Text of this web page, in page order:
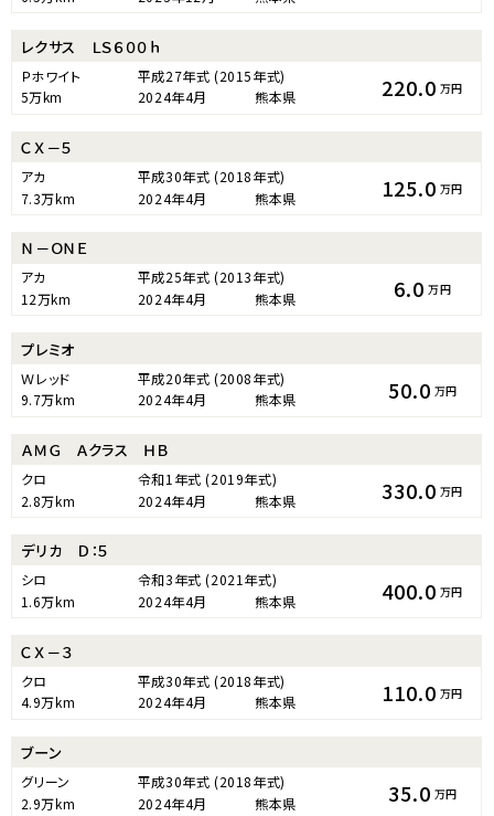
レクサス ＬＳ６００ｈ
Ｐホワイト 平成27年式 (2015年式)
5万km
2024年4月 熊本県 220.0 万円
ＣＸ－５
アカ 平成30年式 (2018年式)
7.3万km
2024年4月 熊本県 125.0 万円
Ｎ－ＯＮＥ
アカ 平成25年式 (2013年式)
12万km
2024年4月 熊本県 6.0 万円
プレミオ
Ｗレッド 平成20年式 (2008年式)
9.7万km
2024年4月 熊本県 50.0 万円
ＡＭＧ Ａクラス ＨＢ
クロ 令和1年式 (2019年式)
2.8万km
2024年4月 熊本県 330.0 万円
デリカ Ｄ：５
シロ 令和3年式 (2021年式)
1.6万km
2024年4月 熊本県 400.0 万円
ＣＸ－３
クロ 平成30年式 (2018年式)
4.9万km
2024年4月 熊本県 110.0 万円
ブーン
グリーン 平成30年式 (2018年式)
2.9万km
2024年4月 熊本県 35.0 万円